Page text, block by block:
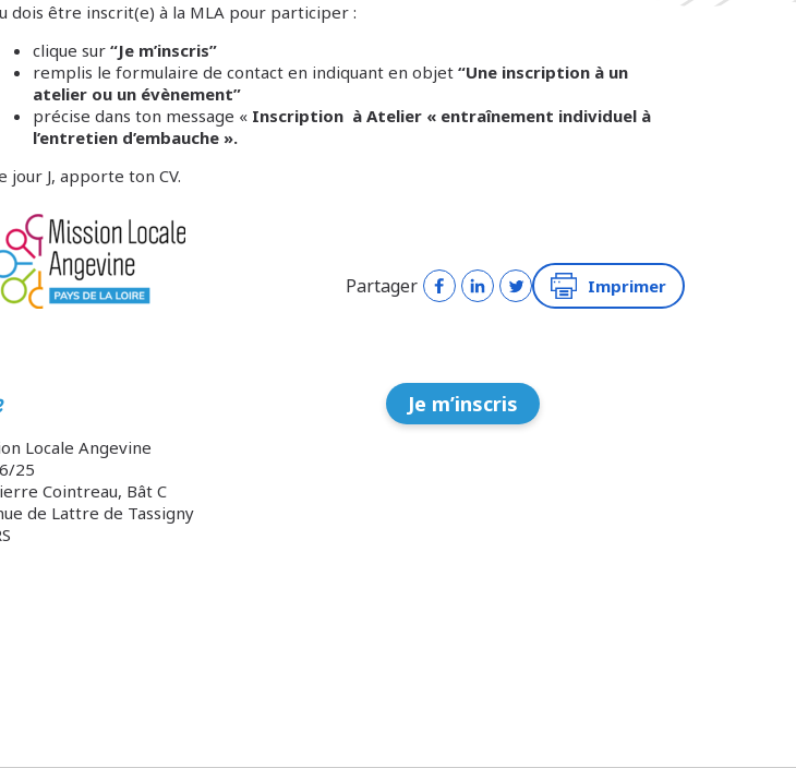
dois être inscrit(e) à la MLA pour participer :
clique sur“Je m’inscris”
remplis le formulaire de contact en indiquant en objet“Une inscription à un
atelier ou un évènement”
précise dans ton message « Inscription à Atelier « entraînement individuel à
l’entretien d’embauche ».
jour J, apporte ton CV.
Partager Imprimer
Locale Angevine
25
Cointreau, Bât C
de Lattre de Tassigny
Je m’inscris